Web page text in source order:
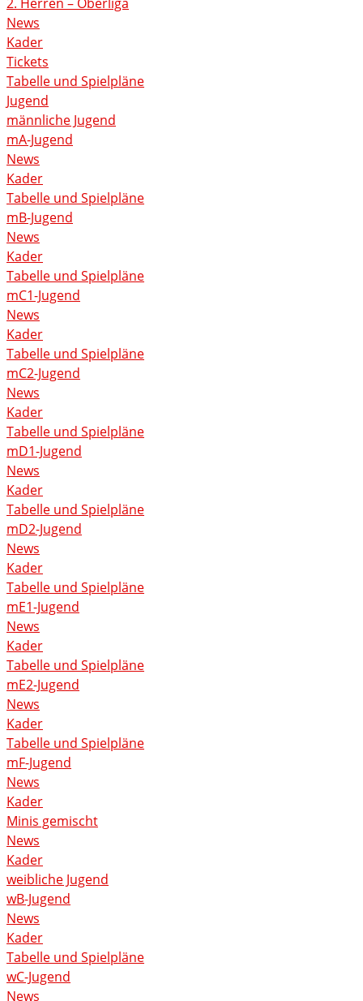
2. Herren – Oberliga
News
Kader
Tickets
Tabelle und Spielpläne
Jugend
männliche Jugend
mA-Jugend
News
Kader
Tabelle und Spielpläne
mB-Jugend
News
Kader
Tabelle und Spielpläne
mC1-Jugend
News
Kader
Tabelle und Spielpläne
mC2-Jugend
News
Kader
Tabelle und Spielpläne
mD1-Jugend
News
Kader
Tabelle und Spielpläne
mD2-Jugend
News
Kader
Tabelle und Spielpläne
mE1-Jugend
News
Kader
Tabelle und Spielpläne
mE2-Jugend
News
Kader
Tabelle und Spielpläne
mF-Jugend
News
Kader
Minis gemischt
News
Kader
weibliche Jugend
wB-Jugend
News
Kader
Tabelle und Spielpläne
wC-Jugend
News